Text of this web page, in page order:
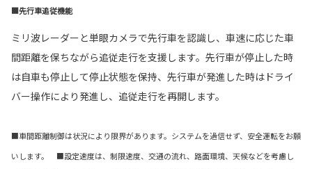
■先行車追従機能
ミリ波レーダーと単眼カメラで先行車を認識し、車速に応じた車
間距離を保ちながら追従走行を支援します。先行車が停止した時
は自車も停止して停止状態を保持、先行車が発進した時はドライ
バー操作により発進し、追従走行を再開します。
■車間距離制御は状況により限界があります。システムを過信せず、安全運転をお願
いします。 ■設定速度は、制限速度、交通の流れ、路面環境、天候などを考慮し